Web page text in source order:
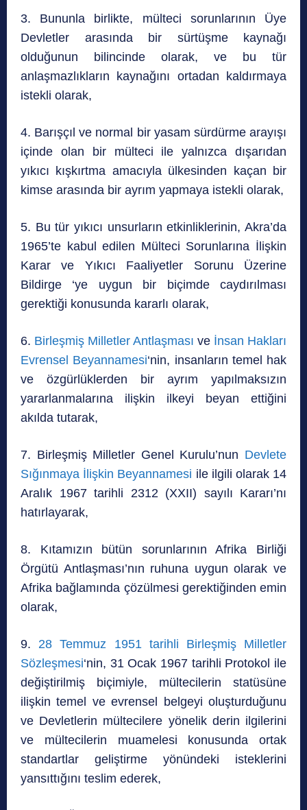
3. Bununla birlikte, mülteci sorunlarının Üye
Devletler arasında bir sürtüşme kaynağı
olduğunun bilincinde olarak, ve bu tür
anlaşmazlıkların kaynağını ortadan kaldırmaya
istekli olarak,
4. Barışçıl ve normal bir yasam sürdürme arayışı
içinde olan bir mülteci ile yalnızca dışarıdan
yıkıcı kışkırtma amacıyla ülkesinden kaçan bir
kimse arasında bir ayrım yapmaya istekli olarak,
5. Bu tür yıkıcı unsurların etkinliklerinin, Akra’da
1965’te kabul edilen Mülteci Sorunlarına İlişkin
Karar ve Yıkıcı Faaliyetler Sorunu Üzerine
Bildirge ‘ye uygun bir biçimde caydırılması
gerektiği konusunda kararlı olarak,
6. Birleşmiş Milletler Antlaşması ve İnsan Hakları
Evrensel Beyannamesi‘nin, insanların temel hak
ve özgürlüklerden bir ayrım yapılmaksızın
yararlanmalarına ilişkin ilkeyi beyan ettiğini
akılda tutarak,
7. Birleşmiş Milletler Genel Kurulu’nun Devlete
Sığınmaya İlişkin Beyannamesi ile ilgili olarak 14
Aralık 1967 tarihli 2312 (XXII) sayılı Kararı’nı
hatırlayarak,
8. Kıtamızın bütün sorunlarının Afrika Birliği
Örgütü Antlaşması’nın ruhuna uygun olarak ve
Afrika bağlamında çözülmesi gerektiğinden emin
olarak,
9. 28 Temmuz 1951 tarihli Birleşmiş Milletler
Sözleşmesi‘nin, 31 Ocak 1967 tarihli Protokol ile
değiştirilmiş biçimiyle, mültecilerin statüsüne
ilişkin temel ve evrensel belgeyi oluşturduğunu
ve Devletlerin mültecilere yönelik derin ilgilerini
ve mültecilerin muamelesi konusunda ortak
standartlar geliştirme yönündeki isteklerini
yansıttığını teslim ederek,